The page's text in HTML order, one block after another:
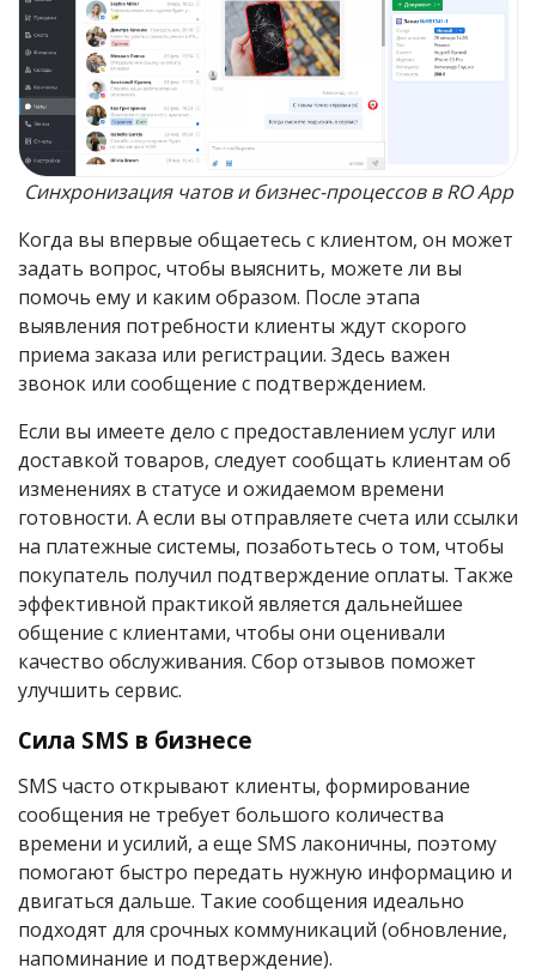
Синхронизация чатов и бизнес-процессов в RO App
Когда вы впервые общаетесь с клиентом, он может
задать вопрос, чтобы выяснить, можете ли вы
помочь ему и каким образом. После этапа
выявления потребности клиенты ждут скорого
приема заказа или регистрации. Здесь важен
звонок или сообщение с подтверждением.
Если вы имеете дело с предоставлением услуг или
доставкой товаров, следует сообщать клиентам об
изменениях в статусе и ожидаемом времени
готовности. А если вы отправляете счета или ссылки
на платежные системы, позаботьтесь о том, чтобы
покупатель получил подтверждение оплаты. Также
эффективной практикой является дальнейшее
общение с клиентами, чтобы они оценивали
качество обслуживания. Сбор отзывов поможет
улучшить сервис.
Сила SMS в бизнесе
SMS часто открывают клиенты, формирование
сообщения не требует большого количества
времени и усилий, а еще SMS лаконичны, поэтому
помогают быстро передать нужную информацию и
двигаться дальше. Такие сообщения идеально
подходят для срочных коммуникаций (обновление,
напоминание и подтверждение).